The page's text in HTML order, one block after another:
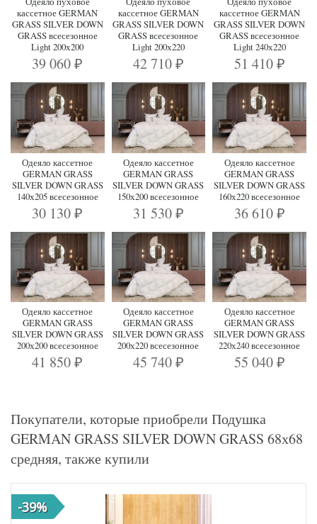
кассетное GERMAN
GRASS SILVER DOWN
GRASS всесезонное
Light 200х200
39 060₽
кассетное GERMAN
GRASS SILVER DOWN
GRASS всесезонное
Light 200х220
42 710 ₽
кассетное GERMAN
GRASS SILVER DOWN
GRASS всесезонное
Light 240х220
51 410 ₽
Одеяло кассетное
GERMAN GRASS
SILVER DOWN GRASS
140х205 всесезонное
30 130₽
Одеяло кассетное
GERMAN GRASS
SILVER DOWN GRASS
150х200 всесезонное
31 530 ₽
Одеяло кассетное
GERMAN GRASS
SILVER DOWN GRASS
160х220 всесезонное
36 610 ₽
Одеяло кассетное
GERMAN GRASS
SILVER DOWN GRASS
200х200 всесезонное
41 850₽
Одеяло кассетное
GERMAN GRASS
SILVER DOWN GRASS
200х220 всесезонное
45 740 ₽
Одеяло кассетное
GERMAN GRASS
SILVER DOWN GRASS
220х240 всесезонное
55 040 ₽
Покупатели, которые приобрели Подушка
GERMAN GRASS SILVER DOWN GRASS 68х68
средняя, также купили
-39%